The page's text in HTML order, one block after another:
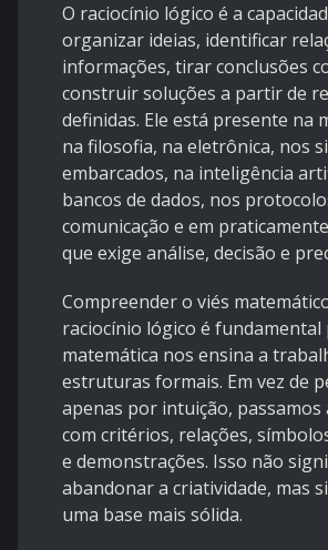
O raciocínio lógico é a
organizar ideias, identificar
informações, tirar conclusões
construir soluções a partir de
definidas. Ele está presente na
na filosofia, na eletrônica, nos
embarcados, na inteligência
bancos de dados, nos
comunicação e em
que exige análise, decisão e
Compreender o viés
raciocínio lógico é fundamental
matemática nos ensina a
estruturas formais. Em vez de
apenas por intuição, passamos
com critérios, relações,
e demonstrações. Isso não
abandonar a criatividade, mas
uma base mais sólida.